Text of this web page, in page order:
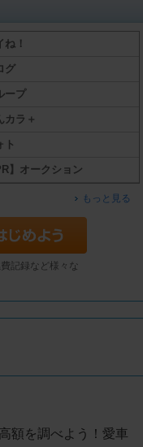
ね！
グ
ープ
カラ＋
ト
】オークション
もっと見る
記録など様々な
額を調べよう！愛車